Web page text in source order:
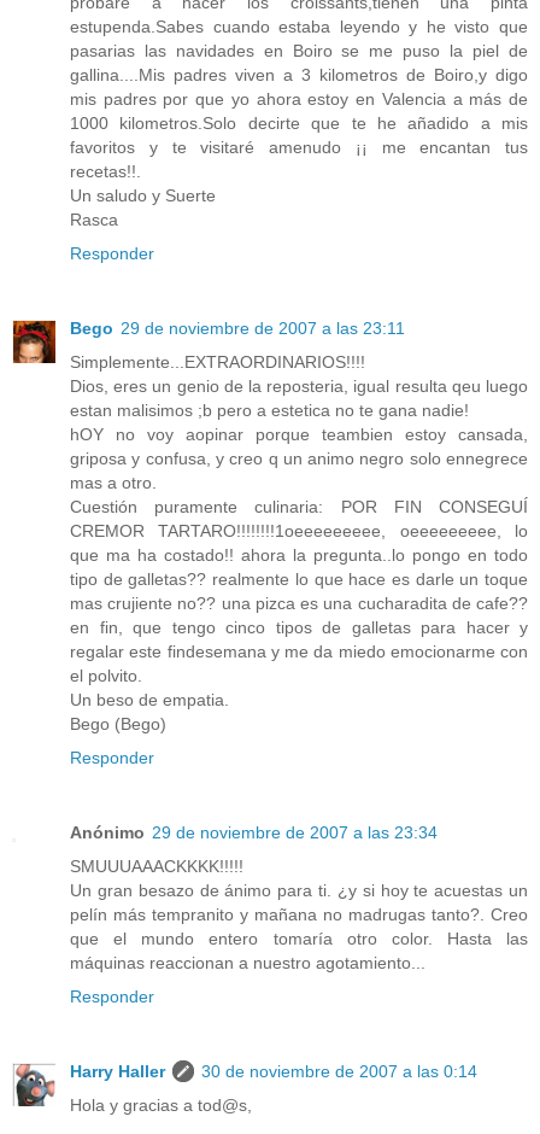
estupenda.Sabes cuando estaba leyendo y he visto que
pasarias las navidades en Boiro se me puso la piel de
gallina....Mis padres viven a 3 kilometros de Boiro,y digo
mis padres por que yo ahora estoy en Valencia a más de
1000 kilometros.Solo decirte que te he añadido a mis
favoritos y te visitaré amenudo ¡¡ me encantan tus
recetas!!.
Un saludo y Suerte
Rasca
Responder
Bego 29 de noviembre de 2007 a las 23:11
Simplemente...EXTRAORDINARIOS!!!!
Dios, eres un genio de la reposteria, igual resulta qeu luego
estan malisimos ;b pero a estetica no te gana nadie!
hOY no voy aopinar porque teambien estoy cansada,
griposa y confusa, y creo q un animo negro solo ennegrece
mas a otro.
Cuestión puramente culinaria: POR FIN CONSEGUÍ
CREMOR TARTARO!!!!!!!!1oeeeeeeeee, oeeeeeeeee, lo
que ma ha costado!! ahora la pregunta..lo pongo en todo
tipo de galletas?? realmente lo que hace es darle un toque
mas crujiente no?? una pizca es una cucharadita de cafe??
en fin, que tengo cinco tipos de galletas para hacer y
regalar este findesemana y me da miedo emocionarme con
el polvito.
Un beso de empatia.
Bego (Bego)
Responder
Anónimo 29 de noviembre de 2007 a las 23:34
SMUUUAAACKKKK!!!!!
Un gran besazo de ánimo para ti. ¿y si hoy te acuestas un
pelín más tempranito y mañana no madrugas tanto?. Creo
que el mundo entero tomaría otro color. Hasta las
máquinas reaccionan a nuestro agotamiento...
Responder
Harry Haller
30 de noviembre de 2007 a las 0:14
Hola y gracias a tod@s,